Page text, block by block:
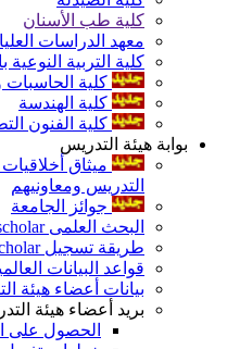
كلية طب الأسنان
معهد الدراسات
كلية التربية النوعية
كلية الحاسبات
كلية الهندسة
كلية الفنون
بوابة هيئة التدريس
ميثاق
التدريس ومعاونيهم
جوائز الجامعة
البحث العلمى Google scholar
طريقة تسجيل Google Scholar
قواعد البيانات
بيانات أعضاء هيئة
بريد أعضاء هيئة
الحصول على